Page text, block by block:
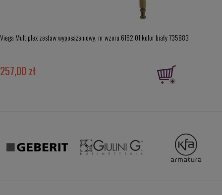
Viega Multiplex zestaw wyposażeniowy, nr wzoru 6162.01 kolor biały 735883
257,00 zł